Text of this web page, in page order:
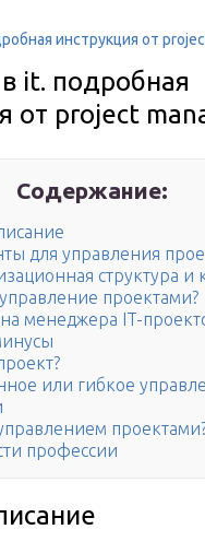
инструкция от
it. подробная
от project
Содержание:
для управления
структура и
проектами?
менеджера IT-
или гибкое
профессии